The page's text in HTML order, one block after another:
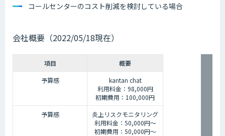
コールセンターのコスト削減を検討している場合
会社概要（2022/05/18現在）
項目
概要
予算感
kantan chat
利用料金：98,000円
初期費用：100,000円
予算感
炎上リスクモニタリング
利用料金：50,000円〜
初期費用：50,000円〜